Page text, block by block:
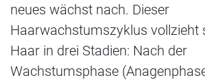
neues wächst nach. Dieser
Haarwachstumszyklus vollzieht
Haar in drei Stadien: Nach der
Wachstumsphase